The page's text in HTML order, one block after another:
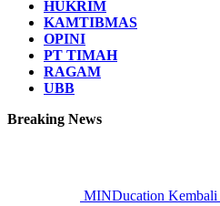
HUKRIM
KAMTIBMAS
OPINI
PT TIMAH
RAGAM
UBB
Breaking News
MINDucation Kembali